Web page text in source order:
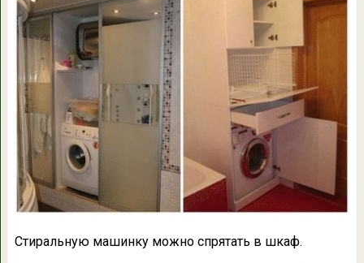
Стиральную машинку можно спрятать в шкаф.